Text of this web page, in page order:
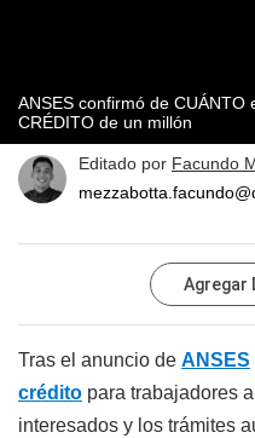
ANSES confirmó de CUÁNTO
CRÉDITO de un millón
Editado por Facundo
Agregar
Tras el anuncio de ANSES
crédito para trabajadores
interesados y los trámites